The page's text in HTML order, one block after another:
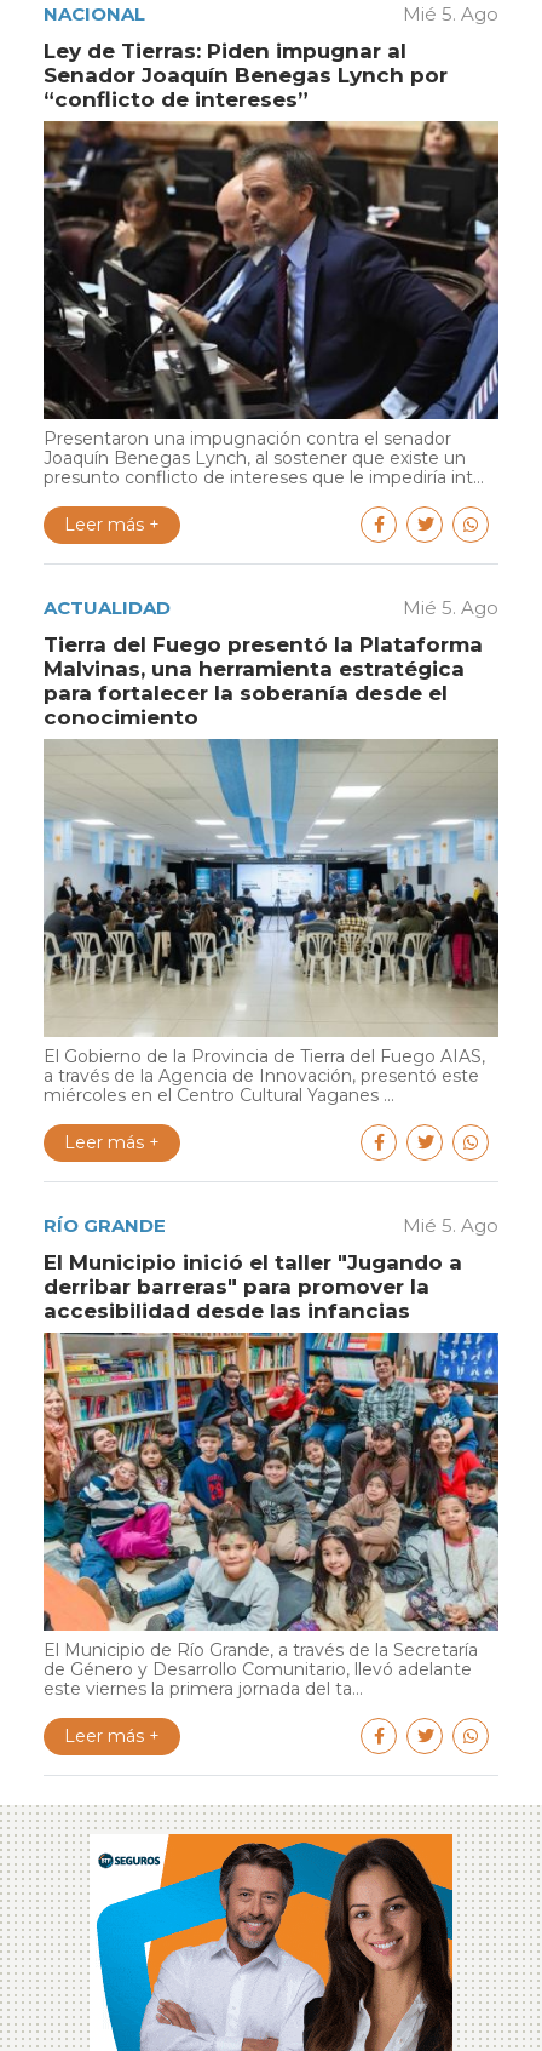
NACIONAL Mié 5. Ago
Ley de Tierras: Piden impugnar al
Senador Joaquín Benegas Lynch por
“conflicto de intereses”
Presentaron una impugnación contra el senador
Joaquín Benegas Lynch, al sostener que existe un
presunto conflicto de intereses que le impediría int...
Leer más +
ACTUALIDAD Mié 5. Ago
Tierra del Fuego presentó la Plataforma
Malvinas, una herramienta estratégica
para fortalecer la soberanía desde el
conocimiento
El Gobierno de la Provincia de Tierra del Fuego AIAS,
a través de la Agencia de Innovación, presentó este
miércoles en el Centro Cultural Yaganes ...
Leer más +
RÍO GRANDE Mié 5. Ago
El Municipio inició el taller "Jugando a
derribar barreras" para promover la
accesibilidad desde las infancias
El Municipio de Río Grande, a través de la Secretaría
de Género y Desarrollo Comunitario, llevó adelante
este viernes la primera jornada del ta...
Leer más +